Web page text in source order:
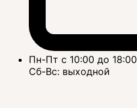
Пн-Пт с 10:00 до 18:00
Сб-Вс: выходной